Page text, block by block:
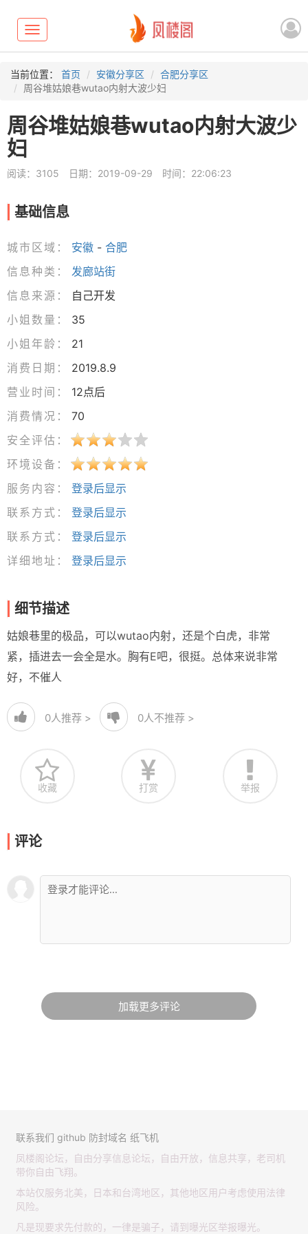
Toggle
navigation
当前位置： 首页 安徽分享区
合肥分享区
周谷堆姑娘巷wutao内射大波少妇
周谷堆姑娘巷wutao内射大波少
妇
阅读：3105 日期：2019-09-29 时间：22:06:23
基础信息
城市区域： 安徽 - 合肥
信息种类：
发廊站街
信息来源：
自己开发
小姐数量：
35
小姐年龄：
21
消费日期：
2019.8.9
营业时间：
12点后
消费情况：
70
安全评估：
环境设备：
服务内容：
登录后显示
联系方式：
登录后显示
联系方式：
登录后显示
详细地址：
登录后显示
细节描述
姑娘巷里的极品，可以wutao内射，还是个白虎，非常
紧，插进去一会全是水。胸有E吧，很挺。总体来说非常
好，不催人
0人推荐 > 0人不推荐 >
收藏 打赏 举报
评论
加载更多评论
联系我们 github 防封域名 纸飞机
凤楼阁论坛，自由分享信息论坛，自由开放，信息共享，老司机
带你自由飞翔。
本站仅服务北美，日本和台湾地区，其他地区用户考虑使用法律
风险。
凡是现要求先付款的，一律是骗子，请到曝光区举报曝光。